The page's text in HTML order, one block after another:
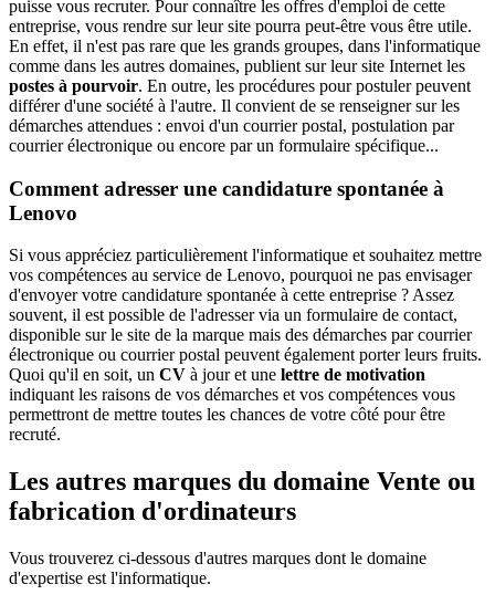
puisse vous recruter. Pour connaître les offres d'emploi de cette
entreprise, vous rendre sur leur site pourra peut-être vous être utile.
En effet, il n'est pas rare que les grands groupes, dans l'informatique
comme dans les autres domaines, publient sur leur site Internet les
postes à pourvoir. En outre, les procédures pour postuler peuvent
différer d'une société à l'autre. Il convient de se renseigner sur les
démarches attendues : envoi d'un courrier postal, postulation par
courrier électronique ou encore par un formulaire spécifique...
Comment adresser une candidature spontanée à
Lenovo
Si vous appréciez particulièrement l'informatique et souhaitez mettre
vos compétences au service de Lenovo, pourquoi ne pas envisager
d'envoyer votre candidature spontanée à cette entreprise ? Assez
souvent, il est possible de l'adresser via un formulaire de contact,
disponible sur le site de la marque mais des démarches par courrier
électronique ou courrier postal peuvent également porter leurs fruits.
Quoi qu'il en soit, un CV à jour et une lettre de motivation
indiquant les raisons de vos démarches et vos compétences vous
permettront de mettre toutes les chances de votre côté pour être
recruté.
Les autres marques du domaine Vente ou
fabrication d'ordinateurs
Vous trouverez ci-dessous d'autres marques dont le domaine
d'expertise est l'informatique.